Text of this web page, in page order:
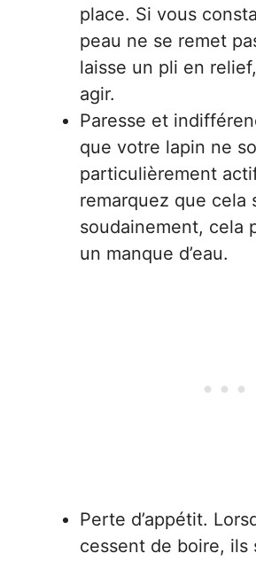
place. Si vous
peau ne se remet
laisse un pli en
agir.
Paresse et
que votre lapin ne
particulièrement
remarquez que cela
soudainement, cela
un manque d’eau.
Perte d’appétit.
cessent de boire, ils